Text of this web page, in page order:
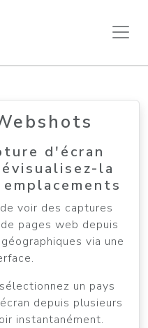
d'écran
la
voir des captures
pages web depuis
via une
un pays
depuis plusieurs
instantanément.